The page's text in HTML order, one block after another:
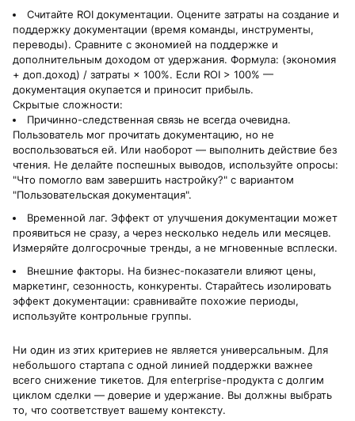
Считайте ROI документации. Оцените затраты на создание и
поддержку документации (время команды, инструменты,
переводы). Сравните с экономией на поддержке и
дополнительным доходом от удержания. Формула: (экономия
+ доп.доход) / затраты × 100%. Если ROI > 100% —
документация окупается и приносит прибыль.
Скрытые сложности:
Причинно-следственная связь не всегда очевидна.
Пользователь мог прочитать документацию, но не
воспользоваться ей. Или наоборот — выполнить действие без
чтения. Не делайте поспешных выводов, используйте опросы:
"Что помогло вам завершить настройку?" с вариантом
"Пользовательская документация".
Временной лаг. Эффект от улучшения документации может
проявиться не сразу, а через несколько недель или месяцев.
Измеряйте долгосрочные тренды, а не мгновенные всплески.
Внешние факторы. На бизнес-показатели влияют цены,
маркетинг, сезонность, конкуренты. Старайтесь изолировать
эффект документации: сравнивайте похожие периоды,
используйте контрольные группы.
Ни один из этих критериев не является универсальным. Для
небольшого стартапа с одной линией поддержки важнее
всего снижение тикетов. Для enterprise-продукта с долгим
циклом сделки — доверие и удержание. Вы должны выбрать
то, что соответствует вашему контексту.